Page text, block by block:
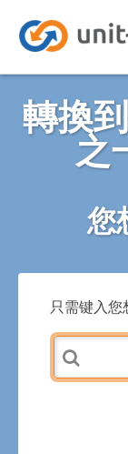
轉換
之
您
只需键入